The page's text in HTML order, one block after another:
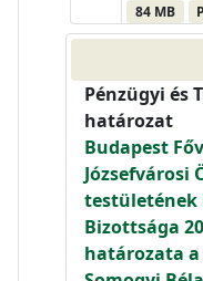
84 MB
Pénzügyi és
határozat
Budapest
Józsefvárosi
testületének
Bizottsága
határozata